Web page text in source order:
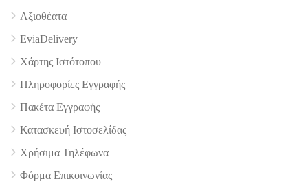
Αξιοθέατα
EviaDelivery
Χάρτης Ιστότοπου
Πληροφορίες Εγγραφής
Πακέτα Εγγραφής
Κατασκευή Ιστοσελίδας
Χρήσιμα Τηλέφωνα
Φόρμα Επικοινωνίας